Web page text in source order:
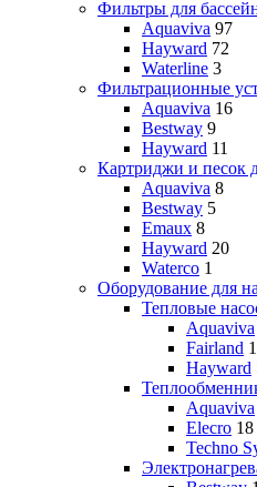
Фильтры для
Aquaviva 97
Hayward 72
Waterline 3
Фильтрационные
Aquaviva 16
Bestway 9
Hayward 11
Картриджи и песок
Aquaviva 8
Bestway 5
Emaux 8
Hayward 20
Waterco 1
Оборудование для
Тепловые
Aquaviva
Fairland
Hayward
Aquaviva
Elecro 18
Techno